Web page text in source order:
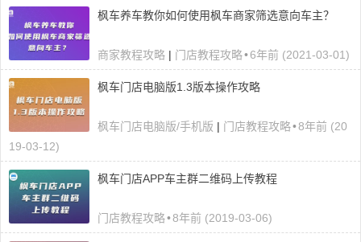
枫车养车教你如何使用枫车商家筛选意向车主？
商家教程攻略 | 门店教程攻略•6年前 (2021-03-01)
枫车门店电脑版1.3版本操作攻略
枫车门店电脑版/手机版 | 门店教程攻略•8年前 (20
19-03-12)
枫车门店APP车主群二维码上传教程
门店教程攻略•8年前 (2019-03-06)